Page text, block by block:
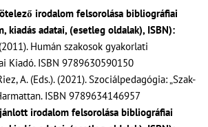
irodalom felsorolása bibliográfiai
kiadás adatai, (esetleg oldalak), ISBN):
Humán szakosok gyakorlati
Kiadó. ISBN 9789630590150
A. (Eds.). (2021). Szociálpedagógia: „Szak-
ISBN 9789634146957
irodalom felsorolása bibliográfiai